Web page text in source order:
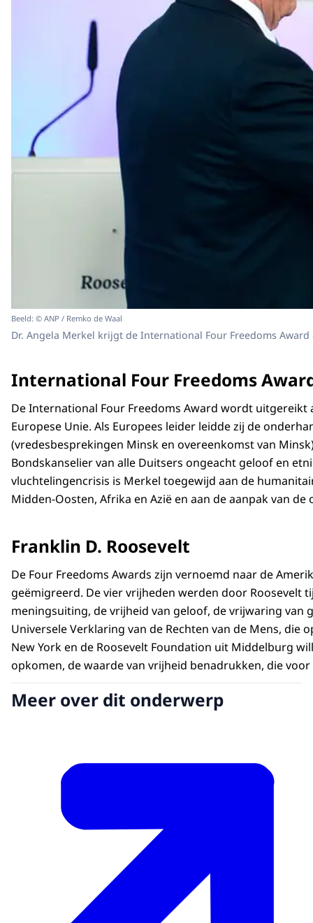
Beeld: © ANP / Remko de Waal
Dr. Angela Merkel krijgt de International Four Freedoms
International Four Freedoms
De International Four Freedoms Award wordt uitgereikt
Europese Unie. Als Europees leider leidde zij de
(vredesbesprekingen Minsk en overeenkomst van
Bondskanselier van alle Duitsers ongeacht geloof en
vluchtelingencrisis is Merkel toegewijd aan de
Midden-Oosten, Afrika en Azië en aan de aanpak van
Franklin D. Roosevelt
De Four Freedoms Awards zijn vernoemd naar de
geëmigreerd. De vier vrijheden werden door Roosevelt
meningsuiting, de vrijheid van geloof, de vrijwaring van
Universele Verklaring van de Rechten van de Mens,
New York en de Roosevelt Foundation uit Middelburg
opkomen, de waarde van vrijheid benadrukken, die
Meer over dit onderwerp